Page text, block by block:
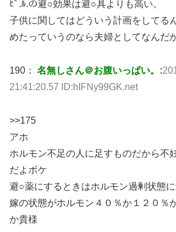
ﾋﾟ.ﾙ.の避○効果は避○具よりも高い。
子供に関してはどういう計画をしてる
めたっていうのなら夫婦としてなんだ
190： 名無しさん＠お腹いっぱい。:
21:41:20.57 ID:hIFNy99GK.net
>>175
アホ
ホルモン不足の人に足すものだから不
だよボケ
避○薬にするときはホルモン過剰状態
嫁の状態がホルモン４０％か１２０％
か貴様